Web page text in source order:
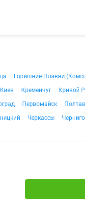
Горишние Плавни
Киев Кременчуг Кривой
Первомайск
Черкассы